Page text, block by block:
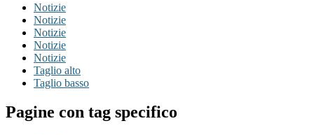
Notizie
Notizie
Notizie
Notizie
Notizie
Taglio alto
Taglio basso
Pagine con tag specifico